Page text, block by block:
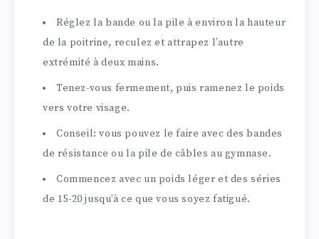
Réglez la bande ou la pile à environ la hauteur
de la poitrine, reculez et attrapez l’autre
extrémité à deux mains.
Tenez-vous fermement, puis ramenez le poids
vers votre visage.
Conseil: vous pouvez le faire avec des bandes
de résistance ou la pile de câbles au gymnase.
Commencez avec un poids léger et des séries
de 15-20 jusqu’à ce que vous soyez fatigué.